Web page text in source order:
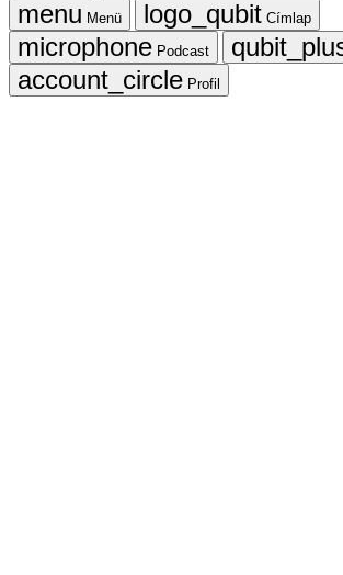
Menü
Címlap
Podcast
Profil